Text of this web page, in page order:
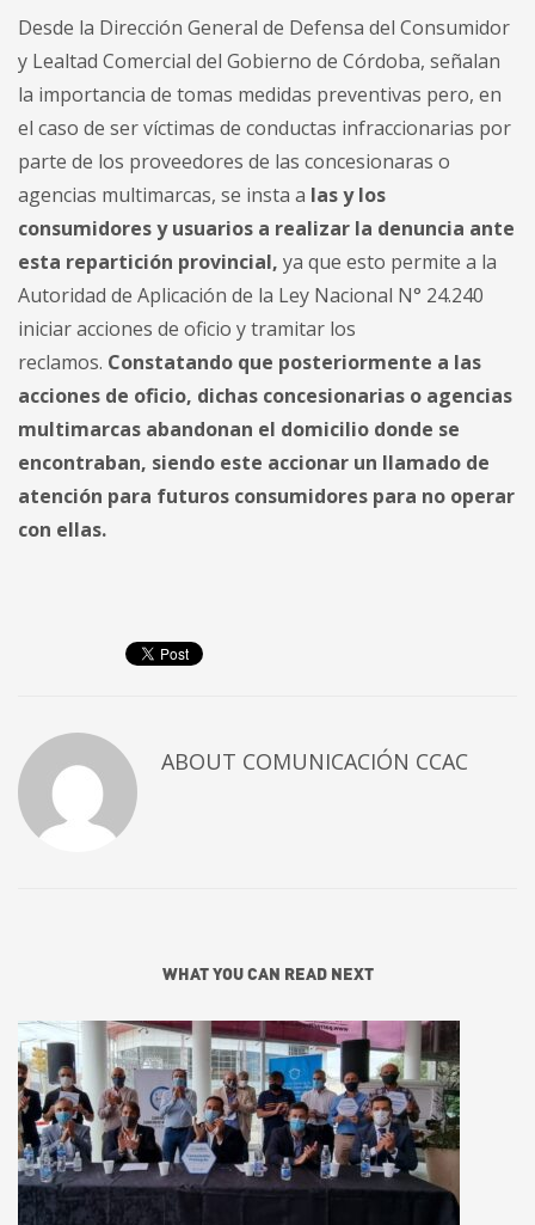
Desde la Dirección General de Defensa del Consumidor
y Lealtad Comercial del Gobierno de Córdoba, señalan
la importancia de tomas medidas preventivas pero, en
el caso de ser víctimas de conductas infraccionarias por
parte de los proveedores de las concesionaras o
agencias multimarcas, se insta a las y los
consumidores y usuarios a realizar la denuncia ante
esta repartición provincial, ya que esto permite a la
Autoridad de Aplicación de la Ley Nacional N° 24.240
iniciar acciones de oficio y tramitar los
reclamos. Constatando que posteriormente a las
acciones de oficio, dichas concesionarias o agencias
multimarcas abandonan el domicilio donde se
encontraban, siendo este accionar un llamado de
atención para futuros consumidores para no operar
con ellas.
ABOUT COMUNICACIÓN CCAC
WHAT YOU CAN READ NEXT